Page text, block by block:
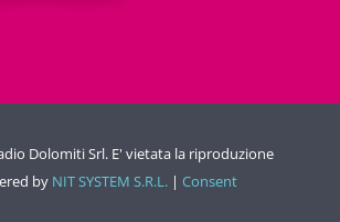
Dolomiti Srl. E' vietata la riproduzione
by NIT SYSTEM S.R.L. | Consent